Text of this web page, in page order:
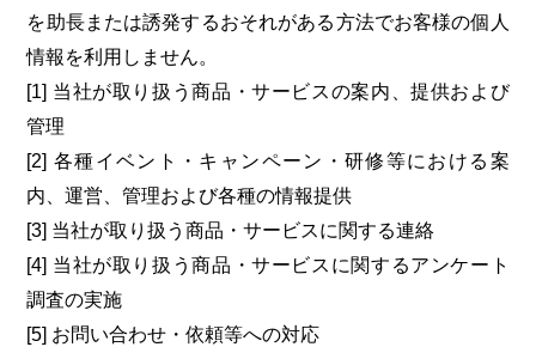
を助長または誘発するおそれがある方法でお客様の個人
情報を利用しません。
[1] 当社が取り扱う商品・サービスの案内、提供および
管理
[2] 各種イベント・キャンペーン・研修等における案
内、運営、管理および各種の情報提供
[3] 当社が取り扱う商品・サービスに関する連絡
[4] 当社が取り扱う商品・サービスに関するアンケート
調査の実施
[5] お問い合わせ・依頼等への対応